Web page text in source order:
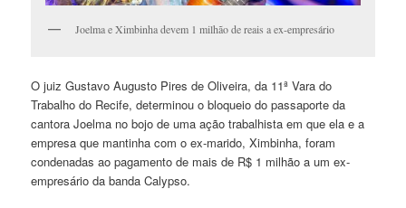
Joelma e Ximbinha devem 1 milhão de reais a ex-empresário
O juiz Gustavo Augusto Pires de Oliveira, da 11ª Vara do
Trabalho do Recife, determinou o bloqueio do passaporte da
cantora Joelma no bojo de uma ação trabalhista em que ela e a
empresa que mantinha com o ex-marido, Ximbinha, foram
condenadas ao pagamento de mais de R$ 1 milhão a um ex-
empresário da banda Calypso.